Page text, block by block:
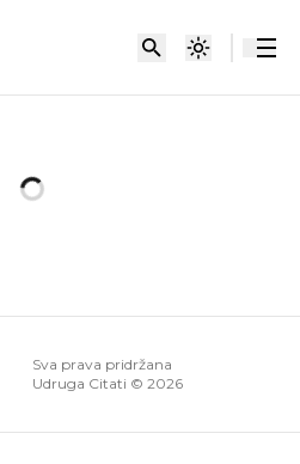
Sva prava pridržana
Udruga Citati © 2026